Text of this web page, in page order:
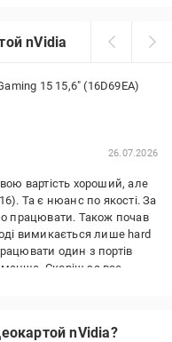
nVidia
15 15,6" (16D69EA)
26.07.2026
вартість хороший, але
Та є нюанс по якості. За
працювати. Також почав
вимикається лише hard
один з портів
менше. Скоріш за все
nVidia?